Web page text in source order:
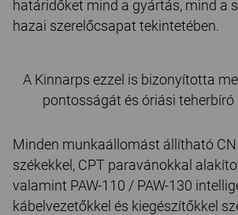
határidőket mind a gyártás, mind a
hazai szerelőcsapat tekintetében.
A Kinnarps ezzel is bizonyította
pontosságát és óriási teherbíró
Minden munkaállomást állítható
székekkel, CPT paravánokkal
valamint PAW-110 / PAW-130
kábelvezetőkkel és kiegészítőkkel